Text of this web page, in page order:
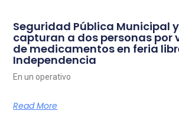
Seguridad Pública Municipal
capturan a dos personas por
de medicamentos en feria
Independencia
En un operativo
Read More